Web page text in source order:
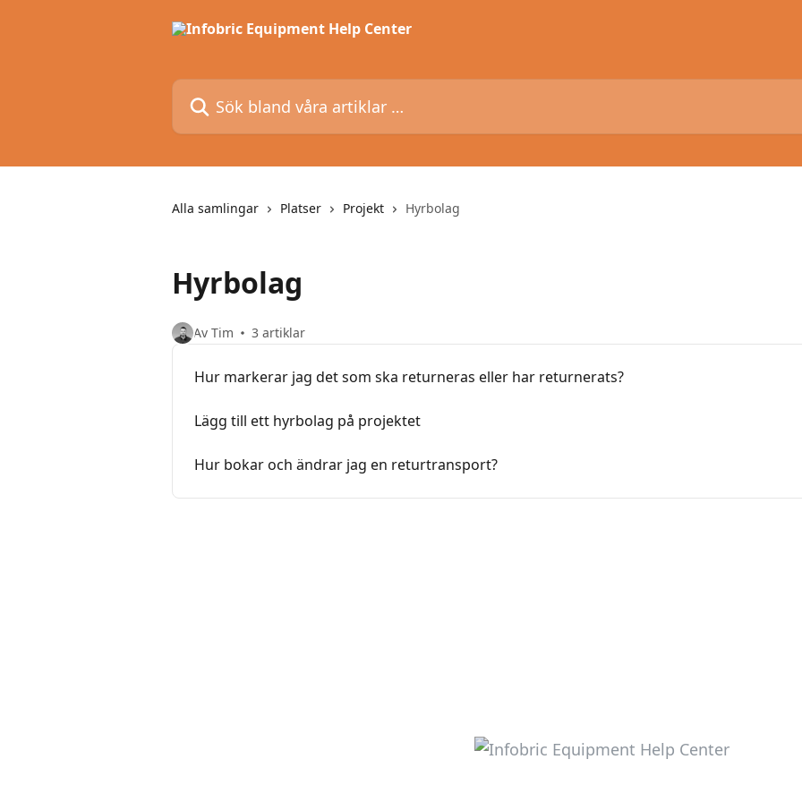
Sök bland våra artiklar …
Alla samlingar Platser Projekt Hyrbolag
Hyrbolag
Av Tim 3 artiklar
Hur markerar jag det som ska returneras eller har returnerats?
Lägg till ett hyrbolag på projektet
Hur bokar och ändrar jag en returtransport?